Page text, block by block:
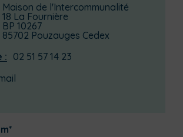
Maison de l'Intercommunalité
18 La Fournière
BP 10267
85702 Pouzauges Cedex
: 02 51 57 14 23